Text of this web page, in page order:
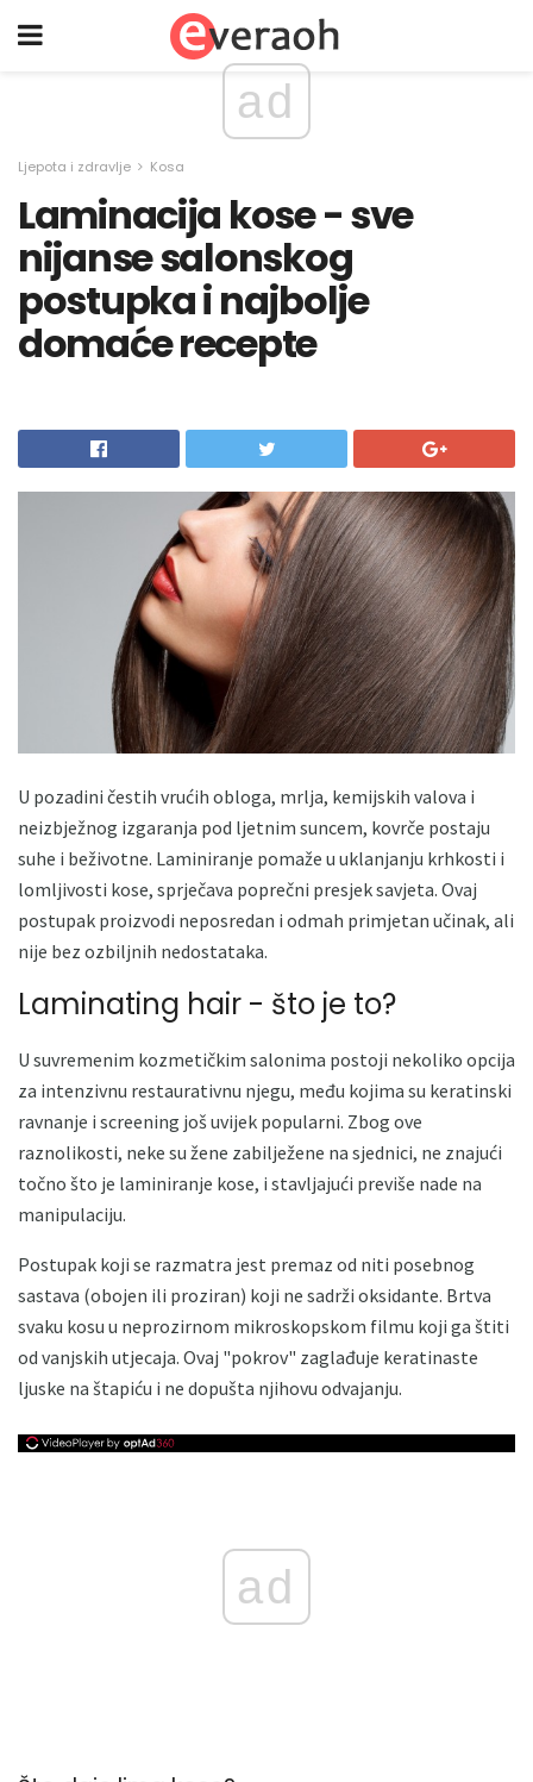
ad
Ljepota i zdravlje Kosa
Laminacija kose - sve
nijanse salonskog
postupka i najbolje
domaće recepte
U pozadini čestih vrućih obloga, mrlja, kemijskih valova i
neizbježnog izgaranja pod ljetnim suncem, kovrče postaju
suhe i beživotne. Laminiranje pomaže u uklanjanju krhkosti i
lomljivosti kose, sprječava poprečni presjek savjeta. Ovaj
postupak proizvodi neposredan i odmah primjetan učinak, ali
nije bez ozbiljnih nedostataka.
Laminating hair - što je to?
U suvremenim kozmetičkim salonima postoji nekoliko opcija
za intenzivnu restaurativnu njegu, među kojima su keratinski
ravnanje i screening još uvijek popularni. Zbog ove
raznolikosti, neke su žene zabilježene na sjednici, ne znajući
točno što je laminiranje kose, i stavljajući previše nade na
manipulaciju.
Postupak koji se razmatra jest premaz od niti posebnog
sastava (obojen ili proziran) koji ne sadrži oksidante. Brtva
svaku kosu u neprozirnom mikroskopskom filmu koji ga štiti
od vanjskih utjecaja. Ovaj "pokrov" zaglađuje keratinaste
ljuske na štapiću i ne dopušta njihovu odvajanju.
ad